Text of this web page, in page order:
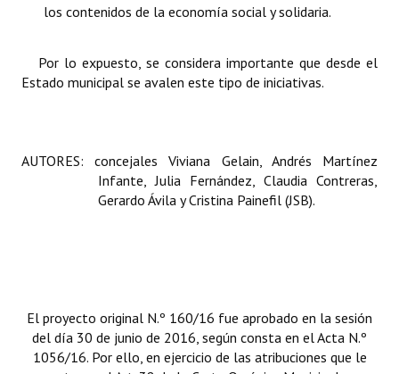
REFORMA DE LA CARTA ORGÁNICA
los contenidos de la economía social y solidaria.
Por lo expuesto, se considera importante que desde el
Estado municipal se avalen este tipo de iniciativas.
AUTORES: concejales Viviana Gelain, Andrés Martínez
Infante, Julia Fernández, Claudia Contreras,
Gerardo Ávila y Cristina Painefil (JSB).
El proyecto original N.º 160/16 fue aprobado en la sesión
del día 30 de junio de 2016, según consta en el Acta N.º
1056/16. Por ello, en ejercicio de las atribuciones que le